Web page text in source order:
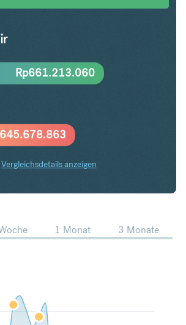
Rp661.213.060
Vergleichsdetails anzeigen
in IDR Trends
1 Monat 3 Monate